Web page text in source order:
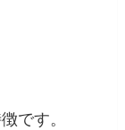
です。